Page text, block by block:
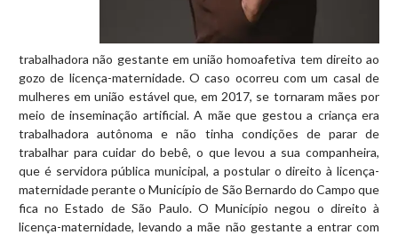
trabalhadora não gestante em união homoafetiva tem direito ao
gozo de licença-maternidade. O caso ocorreu com um casal de
mulheres em união estável que, em 2017, se tornaram mães por
meio de inseminação artificial. A mãe que gestou a criança era
trabalhadora autônoma e não tinha condições de parar de
trabalhar para cuidar do bebê, o que levou a sua companheira,
que é servidora pública municipal, a postular o direito à licença-
maternidade perante o Município de São Bernardo do Campo que
fica no Estado de São Paulo. O Município negou o direito à
licença-maternidade, levando a mãe não gestante a entrar com